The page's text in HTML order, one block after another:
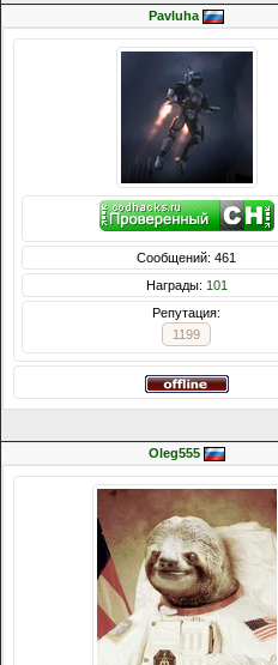
Pavluha
Сообщений: 461
Награды: 101
Репутация:
1199
Oleg555